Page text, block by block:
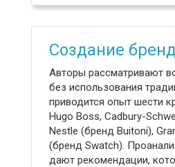
Создание
Авторы рассматривают
без использования
приводится опыт шести
Hugo Boss, Cadbury-
Nestle (бренд Buitoni),
(бренд Swatch).
дают рекомендации,